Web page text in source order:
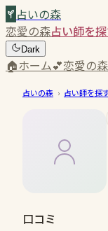
占いの森
恋愛の森占い師を
Dark
🏠ホーム💕恋愛の森
占いの森 › 占い師を探
口コミ